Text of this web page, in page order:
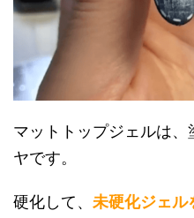
マットトップジェルは
ヤです。
硬化して、 未硬化ジェル